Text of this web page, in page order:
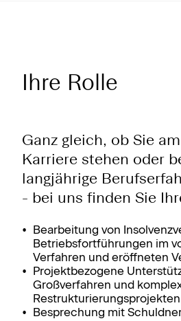
Ihre Rolle
Ganz gleich, ob Sie
Karriere stehen oder
langjährige
- bei uns finden Sie
Bearbeitung von
Betriebsfortführungen im
Verfahren und eröffneten
Projektbezogene
Großverfahren und
Restrukturierungsprojekten
Besprechung mit